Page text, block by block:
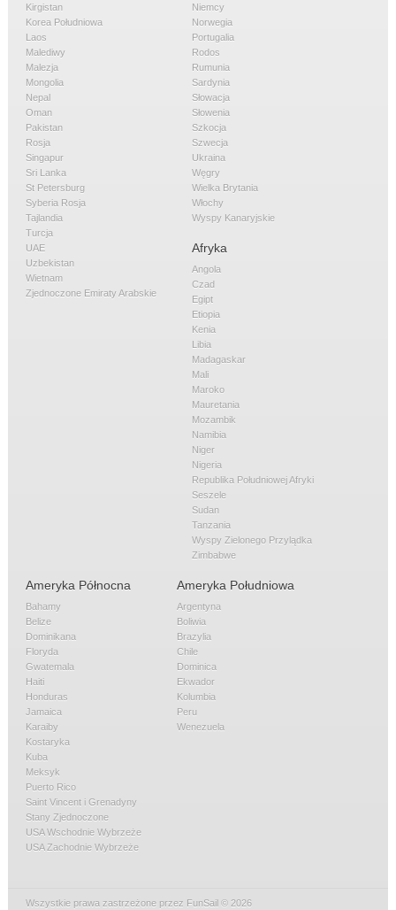
Kirgistan
Korea Południowa
Laos
Malediwy
Malezja
Mongolia
Nepal
Oman
Pakistan
Rosja
Singapur
Sri Lanka
St Petersburg
Syberia Rosja
Tajlandia
Turcja
UAE
Uzbekistan
Wietnam
Zjednoczone Emiraty Arabskie
Niemcy
Norwegia
Portugalia
Rodos
Rumunia
Sardynia
Słowacja
Słowenia
Szkocja
Szwecja
Ukraina
Węgry
Wielka Brytania
Włochy
Wyspy Kanaryjskie
Afryka
Angola
Czad
Egipt
Etiopia
Kenia
Libia
Madagaskar
Mali
Maroko
Mauretania
Mozambik
Namibia
Niger
Nigeria
Republika Południowej Afryki
Seszele
Sudan
Tanzania
Wyspy Zielonego Przylądka
Zimbabwe
Ameryka Północna
Bahamy
Belize
Dominikana
Floryda
Gwatemala
Haiti
Honduras
Jamaica
Karaiby
Kostaryka
Kuba
Meksyk
Puerto Rico
Saint Vincent i Grenadyny
Stany Zjednoczone
USA Wschodnie Wybrzeże
USA Zachodnie Wybrzeże
Ameryka Południowa
Argentyna
Boliwia
Brazylia
Chile
Dominica
Ekwador
Kolumbia
Peru
Wenezuela
Wszystkie prawa zastrzeżone przez FunSail © 2026